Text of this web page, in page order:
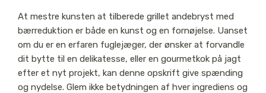
At mestre kunsten at tilberede grillet andebryst med
bærreduktion er både en kunst og en fornøjelse. Uanset
om du er en erfaren fuglejæger, der ønsker at forvandle
dit bytte til en delikatesse, eller en gourmetkok på jagt
efter et nyt projekt, kan denne opskrift give spænding
og nydelse. Glem ikke betydningen af hver ingrediens og